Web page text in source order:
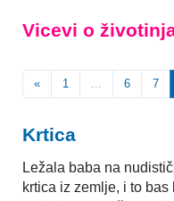
Vicevi o
« 1 ... 6 7
Krtica
Ležala baba na
krtica iz zemlje, i to